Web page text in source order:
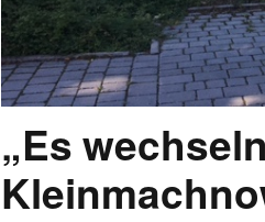
FONTANE-
„Es